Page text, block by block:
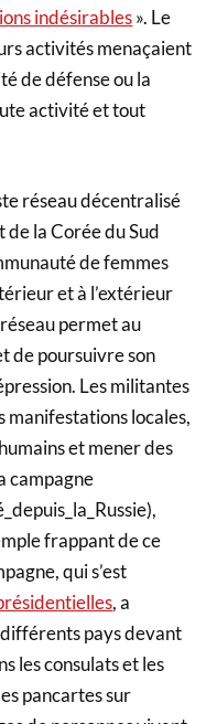
indésirables». Le
activités menaçaient
de défense ou la
activité et tout
réseau décentralisé
de la Corée du Sud
de femmes
et à l’extérieur
permet au
de poursuivre son
Les militantes
manifestations locales,
et mener des
campagne
frappant de ce
qui s’est
, a
pays devant
les consulats et les
pancartes sur